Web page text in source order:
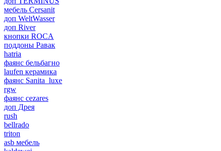
мебель Cersanit
доп WeltWasser
доп River
кнопки ROCA
поддоны Равак
hatria
фаянс бельбагно
laufen керамика
фаянс Sanita_luxe
rgw
фаянс cezares
доп Дрея
rush
bellrado
triton
asb мебель